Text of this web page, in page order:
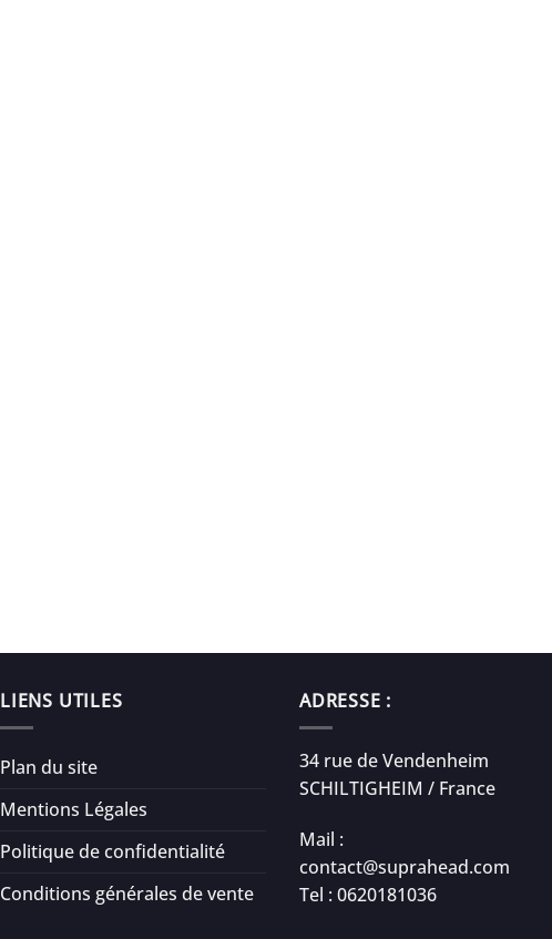
LIENS UTILES
Plan du site
Mentions Légales
Politique de confidentialité
Conditions générales de vente
ADRESSE :
34 rue de Vendenheim
SCHILTIGHEIM / France
Mail :
contact@suprahead.com
Tel : 0620181036